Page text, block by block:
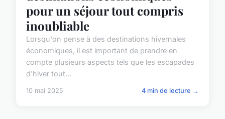
pour un séjour tout compris
inoubliable
Lorsqu'on pense à des destinations hivernales
économiques, il est important de prendre en
compte plusieurs aspects tels que les escapades
d'hiver tout...
10 mai 2025 4 min de lecture →